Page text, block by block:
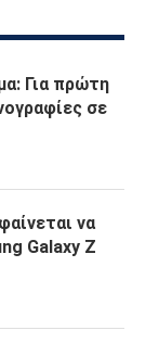
Για πρώτη
σε
να
Galaxy Z